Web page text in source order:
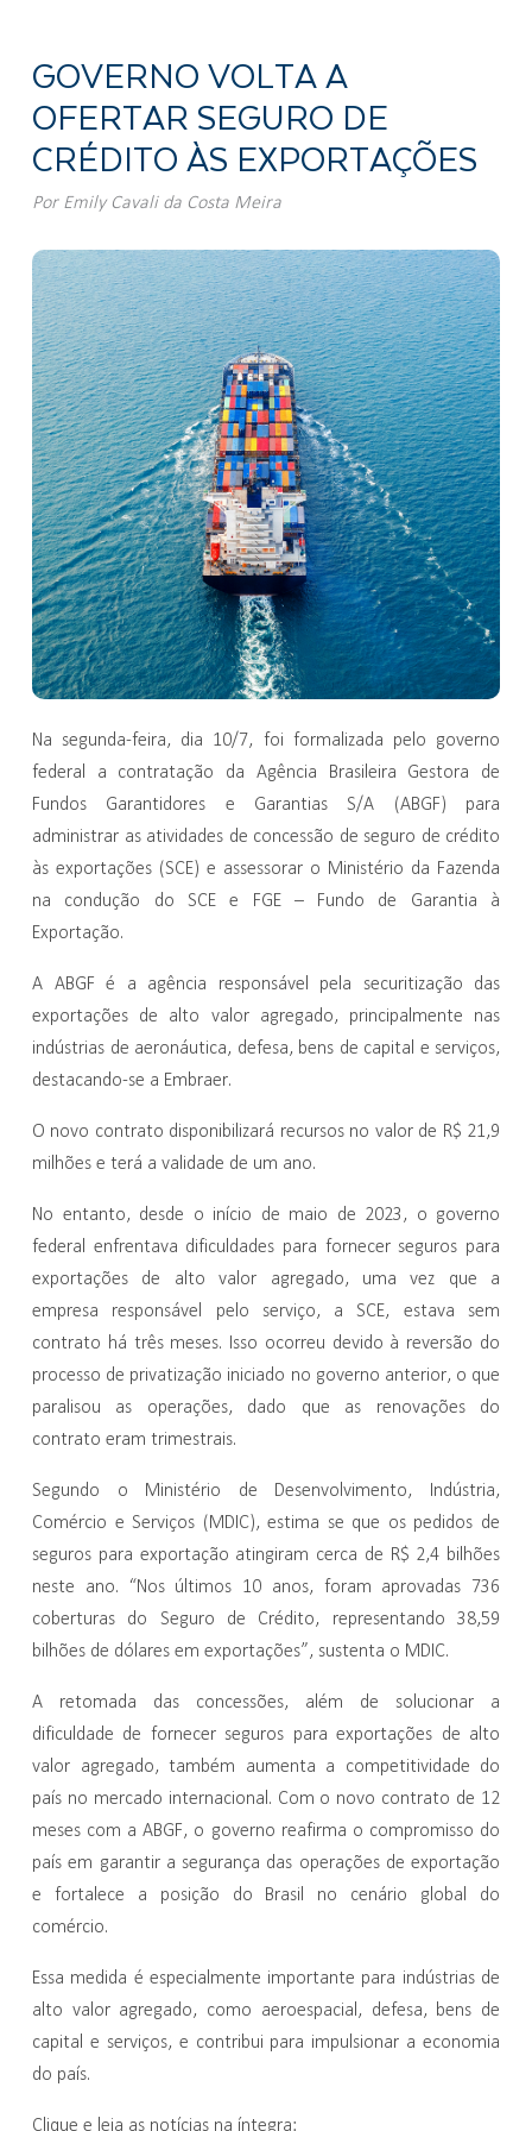
GOVERNO VOLTA A
OFERTAR SEGURO DE
CRÉDITO ÀS EXPORTAÇÕES
Por Emily Cavali da Costa Meira
Na segunda-feira, dia 10/7, foi formalizada pelo governo
federal a contratação da Agência Brasileira Gestora de
Fundos Garantidores e Garantias S/A (ABGF) para
administrar as atividades de concessão de seguro de crédito
às exportações (SCE) e assessorar o Ministério da Fazenda
na condução do SCE e FGE – Fundo de Garantia à
Exportação.
A ABGF é a agência responsável pela securitização das
exportações de alto valor agregado, principalmente nas
indústrias de aeronáutica, defesa, bens de capital e serviços,
destacando-se a Embraer.
O novo contrato disponibilizará recursos no valor de R$ 21,9
milhões e terá a validade de um ano.
No entanto, desde o início de maio de 2023, o governo
federal enfrentava dificuldades para fornecer seguros para
exportações de alto valor agregado, uma vez que a
empresa responsável pelo serviço, a SCE, estava sem
contrato há três meses. Isso ocorreu devido à reversão do
processo de privatização iniciado no governo anterior, o que
paralisou as operações, dado que as renovações do
contrato eram trimestrais.
Segundo o Ministério de Desenvolvimento, Indústria,
Comércio e Serviços (MDIC), estima se que os pedidos de
seguros para exportação atingiram cerca de R$ 2,4 bilhões
neste ano. “Nos últimos 10 anos, foram aprovadas 736
coberturas do Seguro de Crédito, representando 38,59
bilhões de dólares em exportações”, sustenta o MDIC.
A retomada das concessões, além de solucionar a
dificuldade de fornecer seguros para exportações de alto
valor agregado, também aumenta a competitividade do
país no mercado internacional. Com o novo contrato de 12
meses com a ABGF, o governo reafirma o compromisso do
país em garantir a segurança das operações de exportação
e fortalece a posição do Brasil no cenário global do
comércio.
Essa medida é especialmente importante para indústrias de
alto valor agregado, como aeroespacial, defesa, bens de
capital e serviços, e contribui para impulsionar a economia
do país.
Clique e leia as notícias na íntegra: